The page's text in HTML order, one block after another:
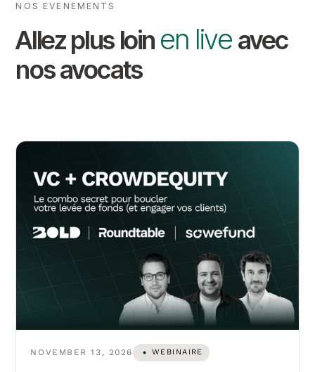
NOS EVENEMENTS
Allez plus loin en live avec
nos avocats
NOVEMBER 13, 2026 WEBINAIRE